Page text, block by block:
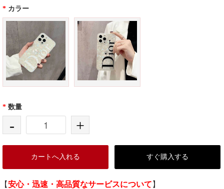
* カラー
* 数量
- +
カートへ入れる すぐ購入する
【安心・迅速・高品質なサービスについて 】